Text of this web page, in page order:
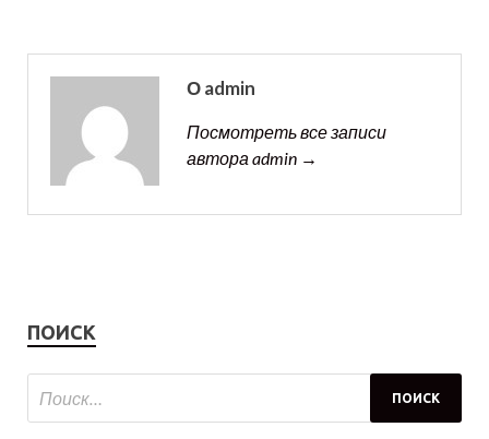
О admin
Посмотреть все записи
автора admin →
ПОИСК